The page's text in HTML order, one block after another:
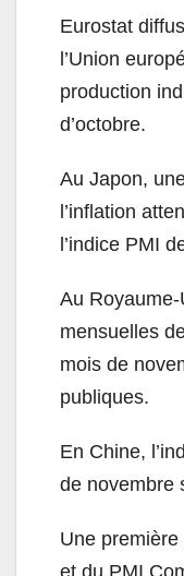
Eurostat
l’Union
production
d’octobre.
Au Japon,
l’inflation
l’indice PMI
Au
mensuelles
mois de
publiques.
En Chine,
de novembre
Une